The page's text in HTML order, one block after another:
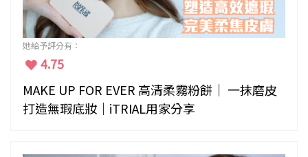
她給予評分有：
4.75
MAKE UP FOR EVER 高清柔霧粉餅｜ 一抹磨皮
打造無瑕底妝｜iTRIAL用家分享